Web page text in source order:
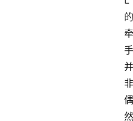
的
牵
手
并
非
偶
然